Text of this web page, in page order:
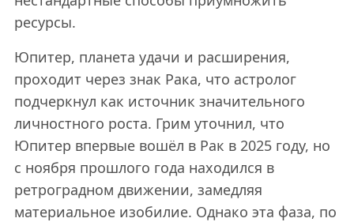
ресурсы.
Юпитер, планета удачи и расширения,
проходит через знак Рака, что астролог
подчеркнул как источник значительного
личностного роста. Грим уточнил, что
Юпитер впервые вошёл в Рак в 2025 году, но
с ноября прошлого года находился в
ретроградном движении, замедляя
материальное изобилие. Однако эта фаза, по